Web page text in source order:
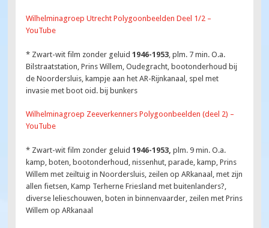
Wilhelminagroep Utrecht Polygoonbeelden Deel 1/2 –
YouTube
* Zwart-wit film zonder geluid1946-1953 , plm. 7 min. O.a.
Bilstraatstation, Prins Willem, Oudegracht, bootonderhoud bij
de Noordersluis, kampje aan het AR-Rijnkanaal, spel met
invasie met boot oid. bij bunkers
Wilhelminagroep Zeeverkenners Polygoonbeelden (deel 2) –
YouTube
* Zwart-wit film zonder geluid1946-1953, plm. 9 min. O.a.
kamp, boten, bootonderhoud, nissenhut, parade, kamp, Prins
Willem met zeiltuig in Noordersluis, zeilen op ARkanaal, met zijn
allen fietsen, Kamp Terherne Friesland met buitenlanders?,
diverse lelieschouwen, boten in binnenvaarder, zeilen met Prins
Willem op ARkanaal